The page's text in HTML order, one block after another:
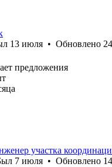
13 июля • Обновлено
предложения
участка
7 июля • Обновлено